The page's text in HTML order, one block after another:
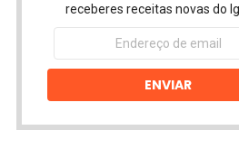
receberes receitas novas do
Endereço
email
ENVIAR